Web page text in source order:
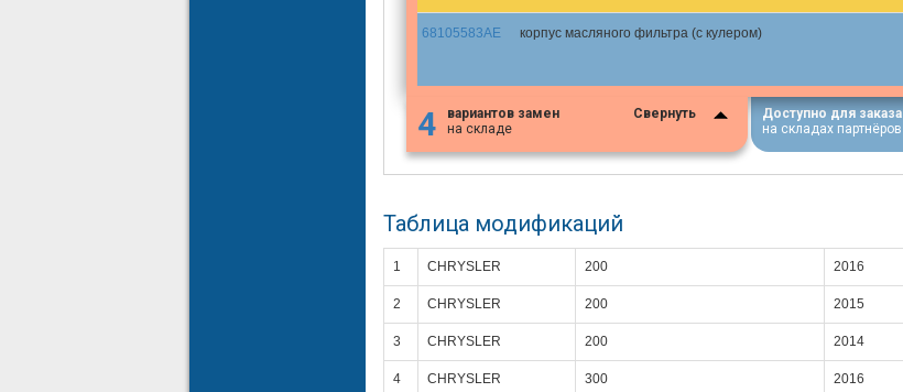
68105583AE корпус масляного фильтра (с кулером)
4
вариантов замен
на складе
Свернуть
Доступно для заказа
на складах партнёров
Таблица модификаций
1 CHRYSLER 200 2016
2 CHRYSLER 200 2015
3 CHRYSLER 200 2014
4 CHRYSLER 300 2016